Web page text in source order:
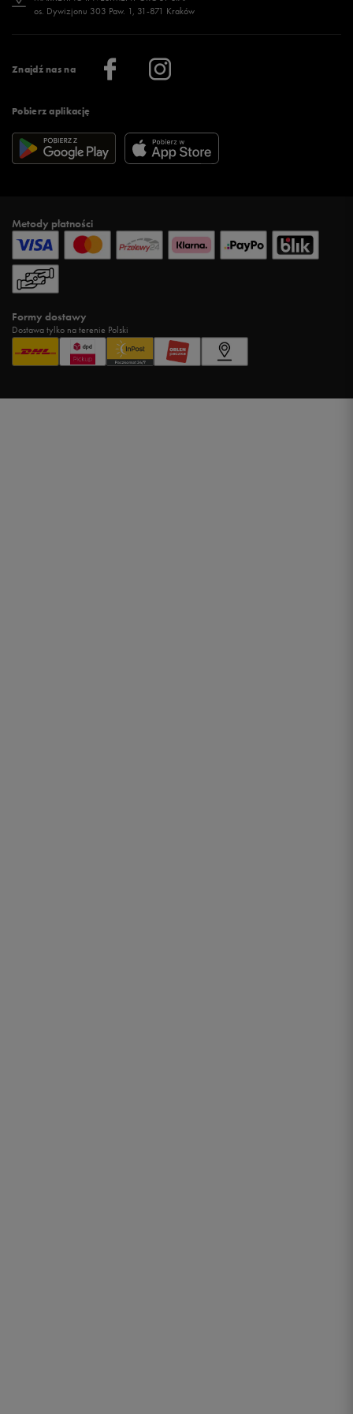
Znajdź nas na
Pobierz aplikację
Regulamin sklepu 50 style
Regulamin aplikacji 50 style
Więcej regulaminów >
Więcej >
Klub 50 style
Praca
Informacje o firmie
os. Dywizjonu 303 Paw. 1, 31-871 Kraków
Metody płatności
Formy dostawy
Dostawa tylko na terenie Polski